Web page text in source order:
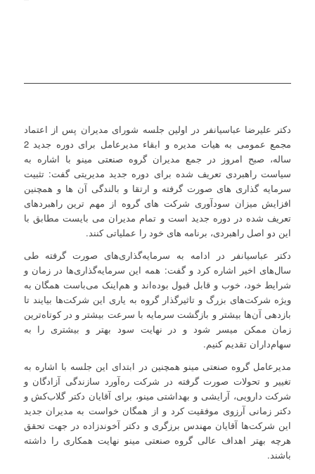
دکتر علیرضا عباسیانفر در اولین جلسه شورای مدیران پس از اعتماد
مجمع عمومی به هیات مدیره و ابقاء مدیرعامل برای دوره جدید 2
ساله، صبح امروز در جمع مدیران گروه صنعتی مینو با اشاره به
سیاست راهبردی تعریف شده برای دوره جدید مدیریتی گفت: تثبیت
سرمایه گذاری های صورت گرفته و ارتقا و بالندگی آن ها و همچنین
افزایش میزان سودآوری شرکت های گروه از مهم ترین راهبردهای
تعریف شده در دوره جدید است و تمام مدیران می بایست مطابق با
این دو اصل راهبردی، برنامه های خود را عملیاتی کنند.
دکتر عباسیانفر در ادامه به سرمایه‌گذاری‌های صورت گرفته طی
سال‌های اخیر اشاره کرد و گفت: همه این سرمایه‌گذاری‌ها در زمان و
شرایط خود، خوب و قابل قبول بوده‌اند و هم‌اینک می‌باست همگان به
ویژه شرکت‌های بزرگ و تاثیرگذار گروه به یاری این شرکت‌ها بیایند تا
بازدهی آن‌‎ها بیشتر و بازگشت سرمایه با سرعت بیشتر و در کوتاه‌ترین
زمان ممکن میسر شود و در نهایت سود بهتر و بیشتری را به
سهام‌داران تقدیم کنیم.
مدیرعامل گروه صنعتی مینو همچنین در ابتدای این جلسه با اشاره به
تغییر و تحولات صورت گرفته در شرکت ره‌آورد سازندگی آزادگان و
شرکت دارویی، آرایشی و بهداشتی مینو، برای آقایان دکتر گلاب‌کش و
دکتر زمانی آرزوی موفقیت کرد و از همگان خواست به مدیران جدید
این شرکت‌ها آقایان مهندس برزگری و دکتر آخوندزاده در جهت تحقق
هرچه بهتر اهداف عالی گروه صنعتی مینو نهایت همکاری را داشته
باشند.